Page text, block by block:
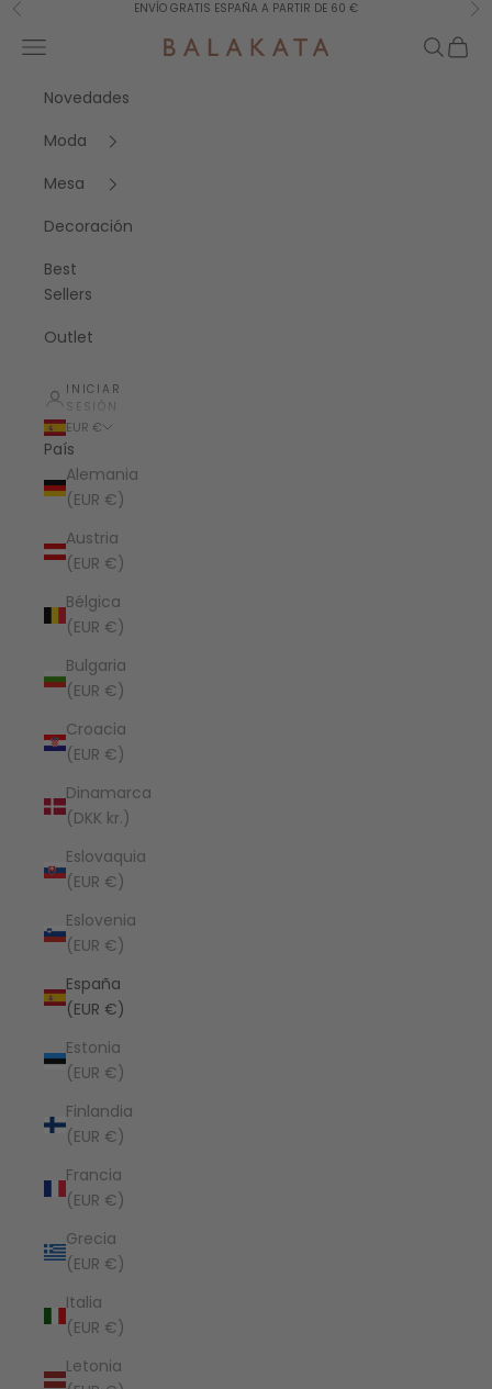
Ir al contenido
Anterior ENVÍO GRATIS ESPAÑA A PARTIR DE 60 €
Balakata España
Menú Buscar
Cesta
Novedades
Moda
Mesa
Decoración
Best
Sellers
Outlet
INICIAR
SESIÓN
EUR €
País
Alemania
(EUR €)
Austria
(EUR €)
Bélgica
(EUR €)
Bulgaria
(EUR €)
Croacia
(EUR €)
Dinamarca
(DKK kr.)
Eslovaquia
(EUR €)
Eslovenia
(EUR €)
España
(EUR €)
Estonia
(EUR €)
Finlandia
(EUR €)
Francia
(EUR €)
Grecia
(EUR €)
Italia
(EUR €)
Letonia